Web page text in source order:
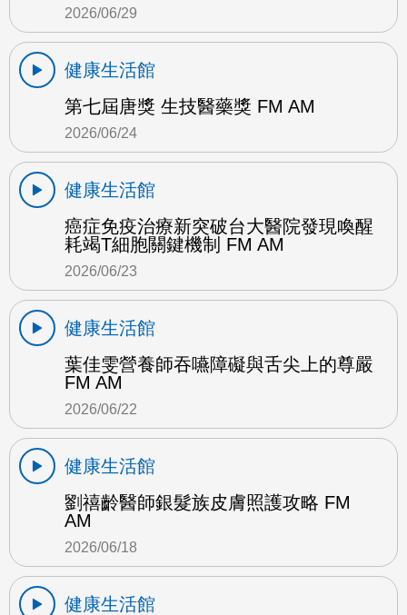
2026/06/29
健康生活館
第七屆唐獎 生技醫藥獎 FM AM
2026/06/24
健康生活館
癌症免疫治療新突破台大醫院發現喚醒
耗竭T細胞關鍵機制 FM AM
2026/06/23
健康生活館
葉佳雯營養師吞嚥障礙與舌尖上的尊嚴
FM AM
2026/06/22
健康生活館
劉禧齡醫師銀髮族皮膚照護攻略 FM
AM
2026/06/18
健康生活館